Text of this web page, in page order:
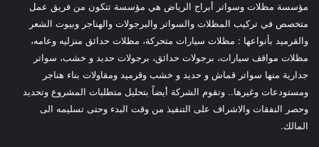
مؤسسة مظلات وسواتر أبراج الرياض هي مؤسسة تتكون من فريق عمل
متخصص في تركيب المظلات والسواتر والبرجولات والهناجر وبيوت الشعر
والقرميد بأنواعها : مظلات سيارات متحركة، مظلات حدائق منزليه وعامه،
مظلات مواقف سيارات، برجولات حدائق، برجولات حديد و خشب، سواتر
جدارية منها سواتر قماش و حديد و خشب وقرميد ومقاولات بناء هناجر
ومستودعات وغيرها.. وتقوم الشركة أيضاً بتحليل متطلبات المشروع وتحديد
وحصر النفقات والاشراف على التنفيذ من وقت البدء وحتى تسليمه الى
المالك.